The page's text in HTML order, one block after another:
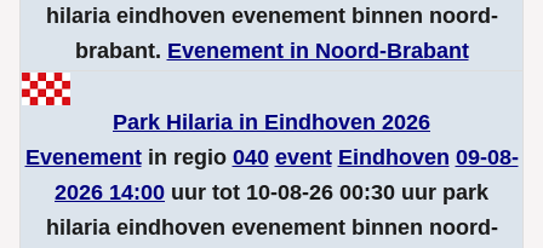
hilaria eindhoven evenement binnen noord-
brabant. Evenement in Noord-Brabant
Park Hilaria in Eindhoven 2026
Evenementin regio 040 event Eindhoven 09-08-
2026 14:00 uur tot 10-08-26 00:30 uur park
hilaria eindhoven evenement binnen noord-